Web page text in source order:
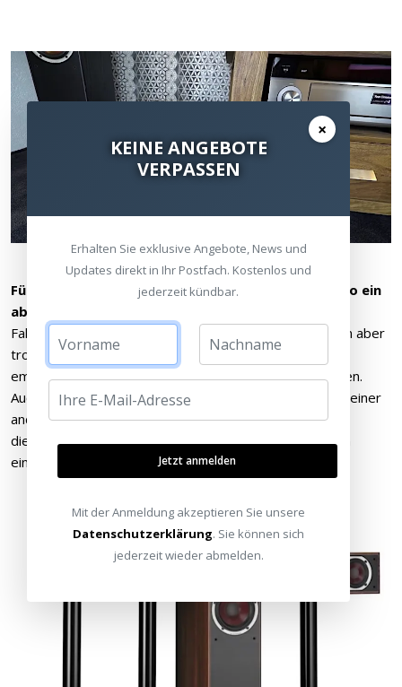
Für einen Raum von bis zu 30 qm ist diese Serie also ein
absoluter Preis-Leistungs-Tipp!
Falls der Raum allerdings etwas größer sein sollte, man aber
trotzdem auf die Dali Spektor Serie setzen will, dann
empfehlen wir einen größeren Subwoofer zu verwenden.
Auch wenn es sich dabei vielleicht um einen Subwoofer einer
anderen Serie handelt, wird sich dieser problemlos in
die Spektor Serie einfügen und für den richtigen Bass in
einem großen Raum sorgen.
×
KEINE ANGEBOTE
VERPASSEN
Erhalten Sie exklusive Angebote, News und
Updates direkt in Ihr Postfach. Kostenlos und
jederzeit kündbar.
Jetzt anmelden
Mit der Anmeldung akzeptieren Sie unsere
Datenschutzerklärung. Sie können sich
jederzeit wieder abmelden.